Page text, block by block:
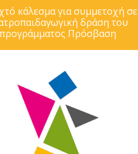
κάλεσμα για συμμετοχή σε
δράση του
προγράμματος Πρόσβαση